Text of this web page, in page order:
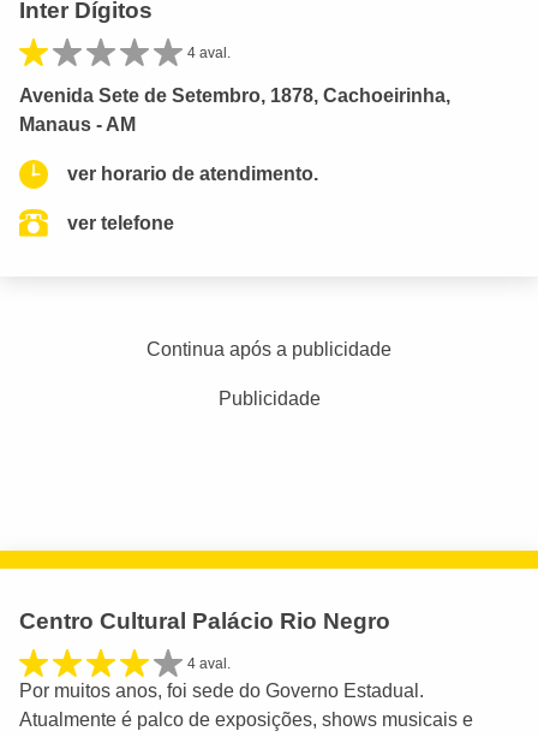
Inter Dígitos
4 aval.
Avenida Sete de Setembro, 1878, Cachoeirinha,
Manaus - AM
ver horario de atendimento.
ver telefone
Continua após a publicidade
Publicidade
Centro Cultural Palácio Rio Negro
4 aval.
Por muitos anos, foi sede do Governo Estadual.
Atualmente é palco de exposições, shows musicais e